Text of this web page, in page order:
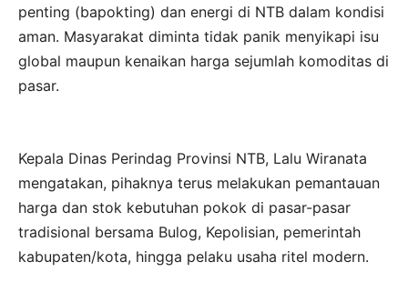
penting (bapokting) dan energi di NTB dalam kondisi
aman. Masyarakat diminta tidak panik menyikapi isu
global maupun kenaikan harga sejumlah komoditas di
pasar.
Kepala Dinas Perindag Provinsi NTB, Lalu Wiranata
mengatakan, pihaknya terus melakukan pemantauan
harga dan stok kebutuhan pokok di pasar-pasar
tradisional bersama Bulog, Kepolisian, pemerintah
kabupaten/kota, hingga pelaku usaha ritel modern.